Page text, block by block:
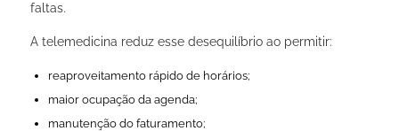
faltas.
A telemedicina reduz esse desequilíbrio ao permitir:
reaproveitamento rápido de horários;
maior ocupação da agenda;
manutenção do faturamento;